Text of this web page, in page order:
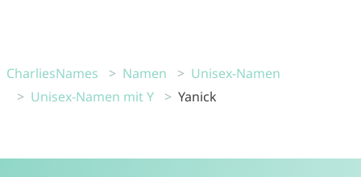
CharliesNames Namen
Unisex-Namen
Unisex-Namen mit Y
Yanick